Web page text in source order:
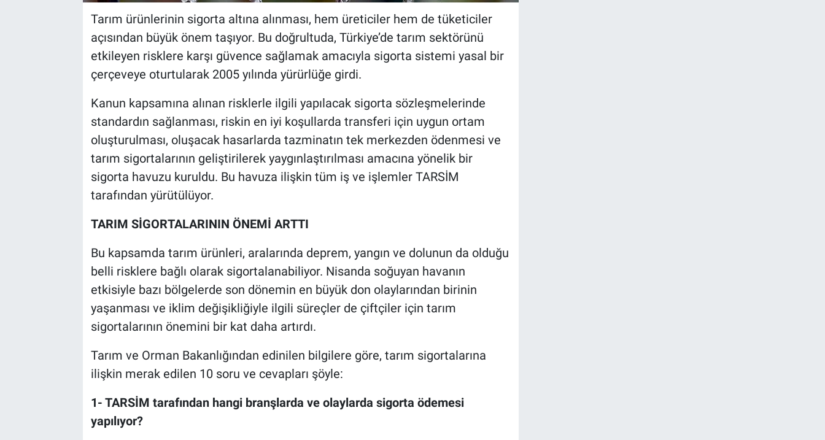
Tarım ürünlerinin sigorta altına alınması, hem üreticiler hem de tüketiciler
açısından büyük önem taşıyor. Bu doğrultuda, Türkiye’de tarım sektörünü
etkileyen risklere karşı güvence sağlamak amacıyla sigorta sistemi yasal bir
çerçeveye oturtularak 2005 yılında yürürlüğe girdi.
Kanun kapsamına alınan risklerle ilgili yapılacak sigorta sözleşmelerinde
standardın sağlanması, riskin en iyi koşullarda transferi için uygun ortam
oluşturulması, oluşacak hasarlarda tazminatın tek merkezden ödenmesi ve
tarım sigortalarının geliştirilerek yaygınlaştırılması amacına yönelik bir
sigorta havuzu kuruldu. Bu havuza ilişkin tüm iş ve işlemler TARSİM
tarafından yürütülüyor.
TARIM SİGORTALARININ ÖNEMİ ARTTI
Bu kapsamda tarım ürünleri, aralarında deprem, yangın ve dolunun da olduğu
belli risklere bağlı olarak sigortalanabiliyor. Nisanda soğuyan havanın
etkisiyle bazı bölgelerde son dönemin en büyük don olaylarından birinin
yaşanması ve iklim değişikliğiyle ilgili süreçler de çiftçiler için tarım
sigortalarının önemini bir kat daha artırdı.
Tarım ve Orman Bakanlığından edinilen bilgilere göre, tarım sigortalarına
ilişkin merak edilen 10 soru ve cevapları şöyle:
1- TARSİM tarafından hangi branşlarda ve olaylarda sigorta ödemesi
yapılıyor?